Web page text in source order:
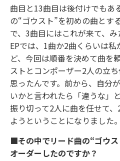
曲目と13曲目は後付けでもあ
の“ゴウスト”を初めの曲とす
で、3曲目にはこれが来て、
EPでは、1曲か2曲くらいは
ど、今回は順番を決めて曲を
ストとコンポーザー2人の立
思ったんです。前から、自分
いかと言われたら「違うな」
振り切って2人に曲を任せて
ようということになりました。
■その中でリード曲の“ゴウ
オーダーしたのですか？